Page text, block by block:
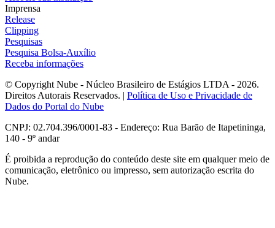
Imprensa
Release
Clipping
Pesquisas
Pesquisa Bolsa-Auxílio
Receba informações
© Copyright Nube - Núcleo Brasileiro de Estágios LTDA - 2026.
Direitos Autorais Reservados. | Política de Uso e Privacidade de
Dados do Portal do Nube
CNPJ: 02.704.396/0001-83 - Endereço: Rua Barão de Itapetininga,
140 - 9º andar
É proibida a reprodução do conteúdo deste site em qualquer meio de
comunicação, eletrônico ou impresso, sem autorização escrita do
Nube.